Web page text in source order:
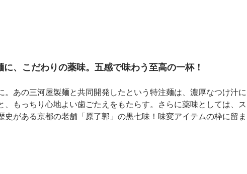
に、こだわりの薬味。五感で味わう至高の一杯！
。あの三河屋製麺と共同開発したという特注麺は、濃厚なつけ汁に
、もっちり心地よい歯ごたえをもたらす。さらに薬味としては、ス
史がある京都の老舗「原了郭」の黒七味！味変アイテムの枠に留ま